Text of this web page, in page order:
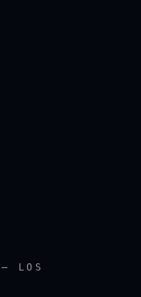
— LOS